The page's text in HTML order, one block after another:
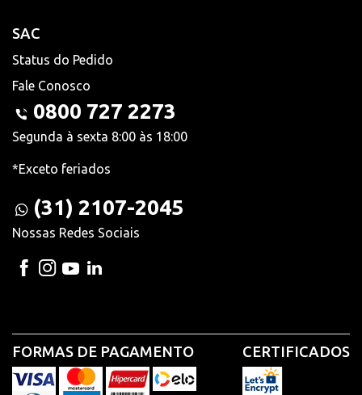
SAC
Status do Pedido
Fale Conosco
0800 727 2273
Segunda à sexta 8:00 às 18:00
*Exceto feriados
(31) 2107-2045
Nossas Redes Sociais
FORMAS DE PAGAMENTO CERTIFICADOS